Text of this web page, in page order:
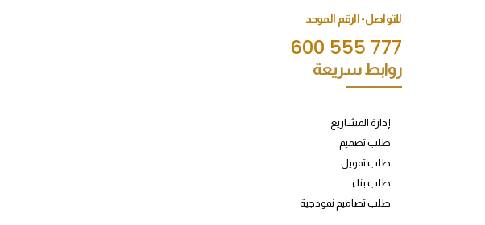
للتواصل- الرقم الموحد
600 555 777
روابط سريعة
إدارة المشاريع
طلب تصميم
طلب تمويل
طلب بناء
طلب تصاميم نموذجية